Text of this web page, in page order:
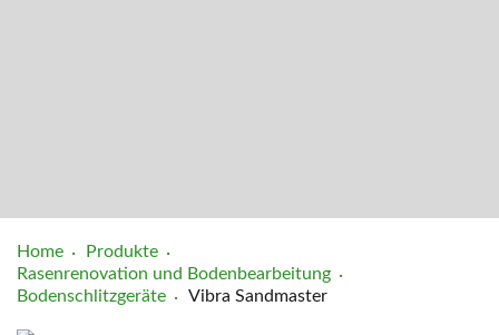
Home
Produkte
Rasenrenovation und Bodenbearbeitung
Bodenschlitzgeräte
Vibra Sandmaster